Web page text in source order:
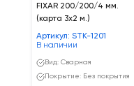
FIXAR 200/200/4 мм.
(карта 3x2 м.)
Артикул: STK-1201
В наличии
Вид: Сварная
Покрытие: Без покрытия